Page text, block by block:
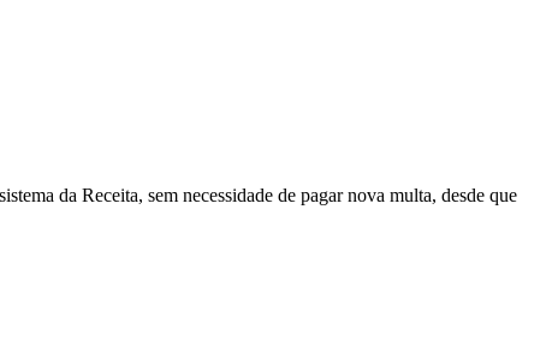
da Receita, sem necessidade de pagar nova multa, desde que